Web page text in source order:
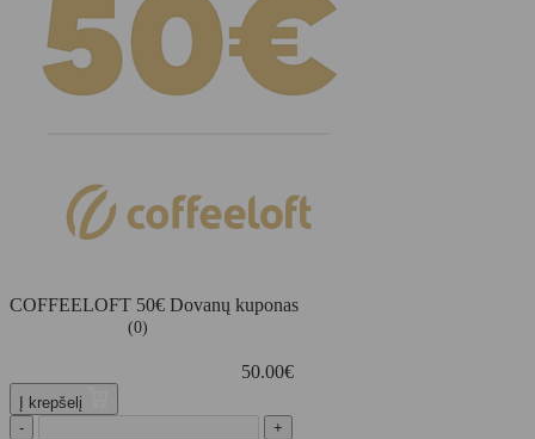
COFFEELOFT 50€ Dovanų kuponas
(0)
50.00€
Į krepšelį
-
+